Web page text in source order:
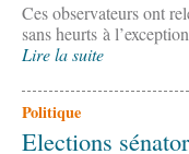
Ces observateurs ont
sans heurts à
Lire la suite
Politique
Elections